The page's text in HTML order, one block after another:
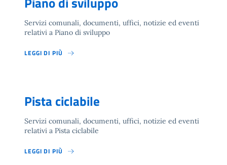
Servizi comunali, documenti, uffici, notizie ed eventi
relativi a Piano di sviluppo
LEGGI DI PIÙ
Pista ciclabile
Servizi comunali, documenti, uffici, notizie ed eventi
relativi a Pista ciclabile
LEGGI DI PIÙ